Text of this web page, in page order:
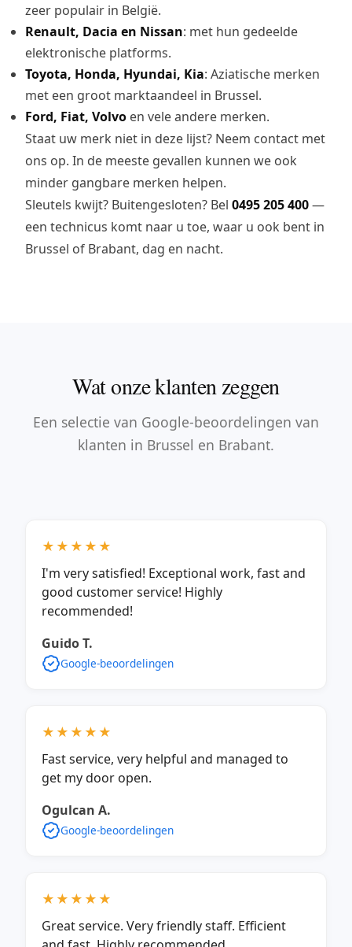
zeer populair in België.
Renault, Dacia en Nissan: met hun gedeelde
elektronische platforms.
Toyota, Honda, Hyundai, Kia: Aziatische merken
met een groot marktaandeel in Brussel.
Ford, Fiat, Volvo en vele andere merken.
Staat uw merk niet in deze lijst? Neem contact met
ons op. In de meeste gevallen kunnen we ook
minder gangbare merken helpen.
Sleutels kwijt? Buitengesloten? Bel 0495 205 400—
een technicus komt naar u toe, waar u ook bent in
Brussel of Brabant, dag en nacht.
Wat onze klanten zeggen
Een selectie van Google-beoordelingen van
klanten in Brussel en Brabant.
★★★★★
I'm very satisfied! Exceptional work, fast and
good customer service! Highly
recommended!
Guido T.
Google-beoordelingen
★★★★★
Fast service, very helpful and managed to
get my door open.
Ogulcan A.
Google-beoordelingen
★★★★★
Great service. Very friendly staff. Efficient